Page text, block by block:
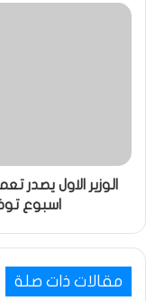
الوزير الاول
اسبوع
مقالات ذات صلة